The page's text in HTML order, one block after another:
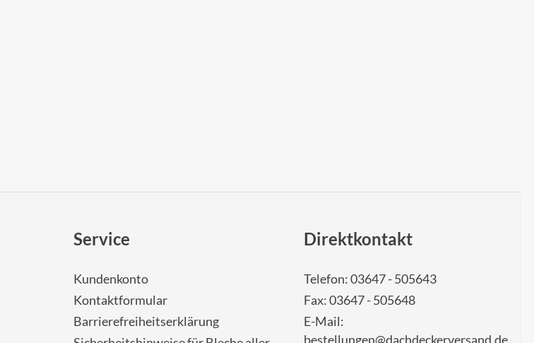
Service
Kundenkonto
Kontaktformular
Barrierefreiheitserklärung
Direktkontakt
Telefon: 03647 - 505643
Fax: 03647 - 505648
E-Mail:
bestellungen@dachdeckerversand.de